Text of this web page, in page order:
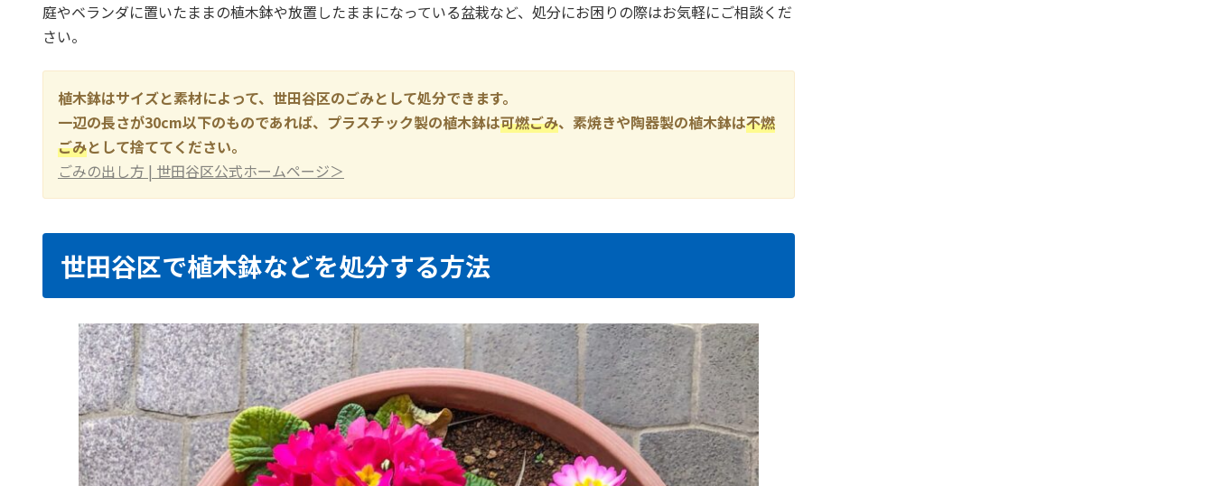
庭やベランダに置いたままの植木鉢や放置したままになっている盆栽など、処分にお困りの際はお気軽にご相談くだ
さい。
植木鉢はサイズと素材によって、世田谷区のごみとして処分できます。
一辺の長さが30cm以下のものであれば、プラスチック製の植木鉢は可燃ごみ、素焼きや陶器製の植木鉢は不燃
ごみとして捨ててください。
ごみの出し方 | 世田谷区公式ホームページ＞
世田谷区で植木鉢などを処分する方法